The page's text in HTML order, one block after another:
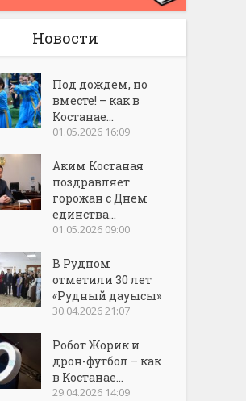
Новости
Под дождем, но
вместе! – как в
Костанае...
01.05.2026 16:09
Аким Костаная
поздравляет
горожан с Днем
единства...
01.05.2026 09:00
В Рудном
отметили 30 лет
«Рудный дауысы»
30.04.2026 21:07
Робот Жорик и
дрон-футбол – как
в Костанае...
29.04.2026 14:09